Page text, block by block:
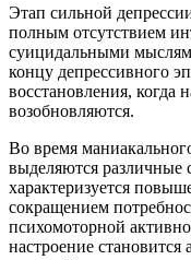
Этап сильной
полным отсутствием
суицидальными
концу депрессивного
восстановления, когда
возобновляются.
Во время
выделяются различные
характеризуется
сокращением
психомоторной
настроение